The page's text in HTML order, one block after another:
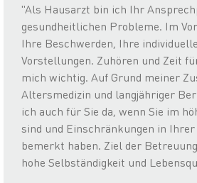
"Als Hausarzt bin ich Ihr
gesundheitlichen Probleme. Im
Ihre Beschwerden, Ihre
Vorstellungen. Zuhören und Zeit
mich wichtig. Auf Grund meiner
Altersmedizin und langjähriger
ich auch für Sie da, wenn Sie im
sind und Einschränkungen in
bemerkt haben. Ziel der
hohe Selbständigkeit und